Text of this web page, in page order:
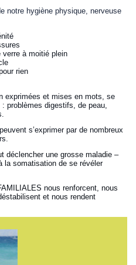
notre hygiène physique, nerveuse
verre à moitié plein
rien
exprimées et mises en mots, se
problèmes digestifs, de peau,
s’exprimer par de nombreux
déclencher une grosse maladie –
la somatisation de se révéler
nous renforcent, nous
et nous rendent